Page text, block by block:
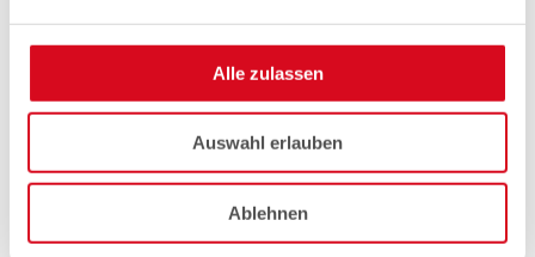
Alle zulassen
Auswahl erlauben
Ablehnen